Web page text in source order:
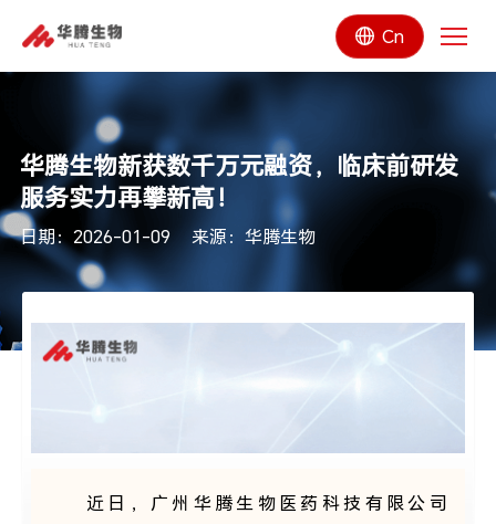
Cn
华腾生物新获数千万元融资，临床前研发
服务实力再攀新高！
日期：2026-01-09 来源：华腾生物
近日，广州华腾生物医药科技有限公司